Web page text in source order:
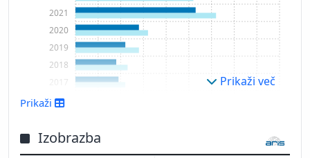
2013
2014
2016
2017
2018
2019
2020
2021
Prikaži več
Prikaži
Izobrazba